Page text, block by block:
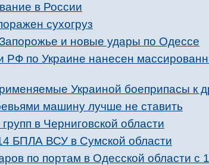
в России
сухогруз
и новые удары по Одессе
по Украине нанесен
Украиной боеприпасы к
машину лучше не ставить
в Черниговской области
БПЛА ВСУ в Сумской области
по портам в Одесской области с